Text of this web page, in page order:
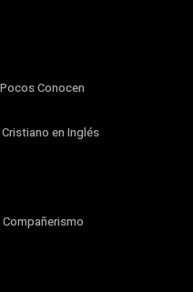
Conocen
en Inglés